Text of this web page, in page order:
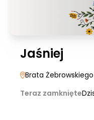
Jaśniej
Brata
Teraz zamknięte